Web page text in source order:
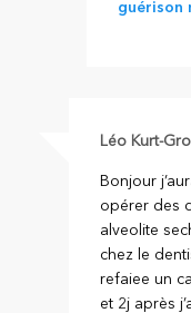
guérison
Léo Kurt-
Bonjour
opérer des
alveolite
chez le
refaiee un
et 2j après